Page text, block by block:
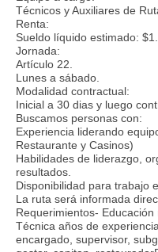
Técnicos y Auxiliares de
Renta:
Sueldo líquido estimado:
Jornada:
Artículo 22.
Lunes a sábado.
Modalidad contractual:
Inicial a 30 dias y luego
Buscamos personas con:
Experiencia liderando
Restaurante y Casinos)
Habilidades de liderazgo,
resultados.
Disponibilidad para trabajo
La ruta será informada
Requerimientos-
Técnica años de
encargado, supervisor,